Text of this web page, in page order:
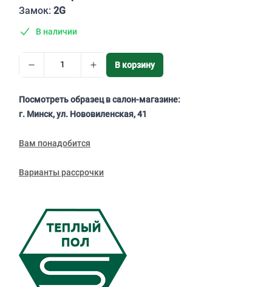
Замок: 2G
В наличии
В корзину
Посмотреть образец в салон-магазине:
г. Минск, ул. Нововиленская, 41
Вам понадобится
Варианты рассрочки